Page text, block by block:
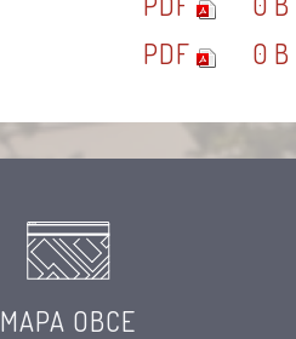
PDF 0 B
MAPA OBCE